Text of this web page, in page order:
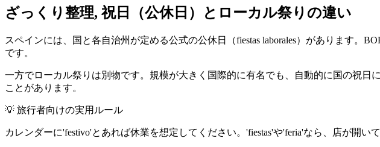
ざっくり整理, 祝日（公休日）とローカル祭りの違い
スペインには、国と各自治州が定める公式の公休日（fiestas laborales）があります
です。
一方でローカル祭りは別物です。規模が大きく国際的に有名でも、自動的に国の祝
ことがあります。
💡 旅行者向けの実用ルール
カレンダーに'festivo'とあれば休業を想定してください。'fiestas'や'feria'なら、店が開